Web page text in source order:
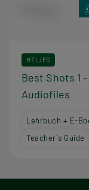
HTL/FS
Best Shots 1
Audiofiles
Lehrbuch + E-
Teacher´s Guide